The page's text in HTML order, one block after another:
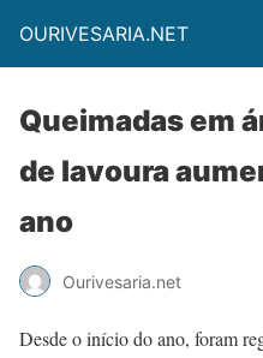
OURIVESARIA.NET
Queimadas em
de lavoura
ano
Ourivesaria.net
Desde o início do ano, foram